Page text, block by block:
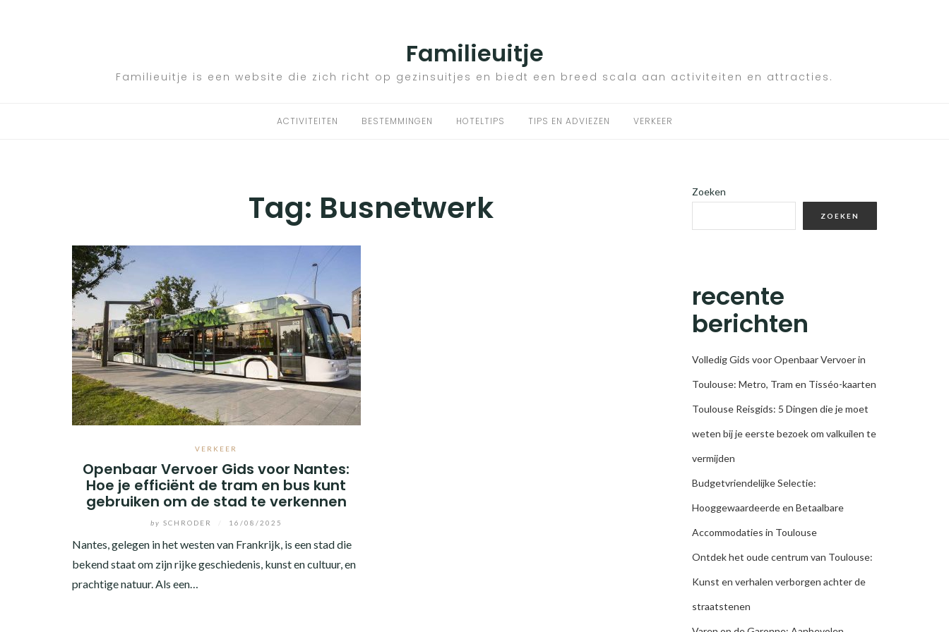
Familieuitje
Familieuitje is een website die zich richt op gezinsuitjes en biedt een breed scala aan activiteiten en attracties.
ACTIVITEITEN BESTEMMINGEN HOTELTIPS TIPS EN ADVIEZEN VERKEER
Tag: Busnetwerk
VERKEER
Openbaar Vervoer Gids voor Nantes:
Hoe je efficiënt de tram en bus kunt
gebruiken om de stad te verkennen
by SCHRODER 16/08/2025
Nantes, gelegen in het westen van Frankrijk, is een stad die
bekend staat om zijn rijke geschiedenis, kunst en cultuur, en
prachtige natuur. Als een…
Zoeken
ZOEKEN
recente
berichten
Volledig Gids voor Openbaar Vervoer in
Toulouse: Metro, Tram en Tisséo-kaarten
Toulouse Reisgids: 5 Dingen die je moet
weten bij je eerste bezoek om valkuilen te
vermijden
Budgetvriendelijke Selectie:
Hooggewaardeerde en Betaalbare
Accommodaties in Toulouse
Ontdek het oude centrum van Toulouse:
Kunst en verhalen verborgen achter de
straatstenen